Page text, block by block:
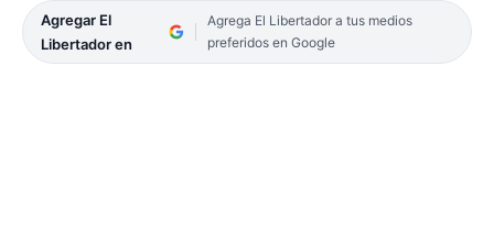
Agregar El
Libertador en
Agrega El Libertador a tus medios
preferidos en Google